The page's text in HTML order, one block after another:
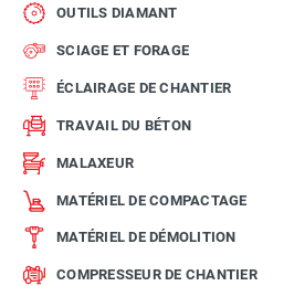
OUTILS DIAMANT
SCIAGE ET FORAGE
ÉCLAIRAGE DE CHANTIER
TRAVAIL DU BÉTON
MALAXEUR
MATÉRIEL DE COMPACTAGE
MATÉRIEL DE DÉMOLITION
COMPRESSEUR DE CHANTIER